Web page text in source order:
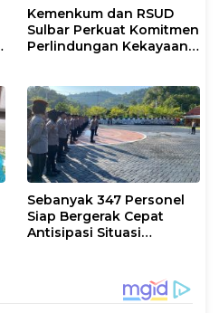
Kemenkum dan RSUD
Sulbar Perkuat Komitmen
Perlindungan Kekayaan
Sebanyak 347 Personel
Siap Bergerak Cepat
Antisipasi Situasi